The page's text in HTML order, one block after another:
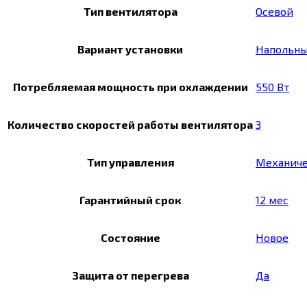
Тип вентилятора Осевой
Вариант установки
Потребляемая мощность при охлаждении 550 Вт
Количество скоростей работы вентилятора 3
Тип управления
Гарантийный срок 12 мес
Состояние Новое
Защита от перегрева Да